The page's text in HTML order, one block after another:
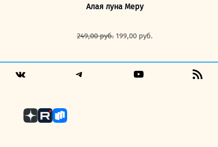
Алая луна Меру
249,00руб. Первоначальная
249,00 руб..
199,00 руб.